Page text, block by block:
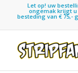
Let op! uw
ongemak krijgt
besteding van € 75,-